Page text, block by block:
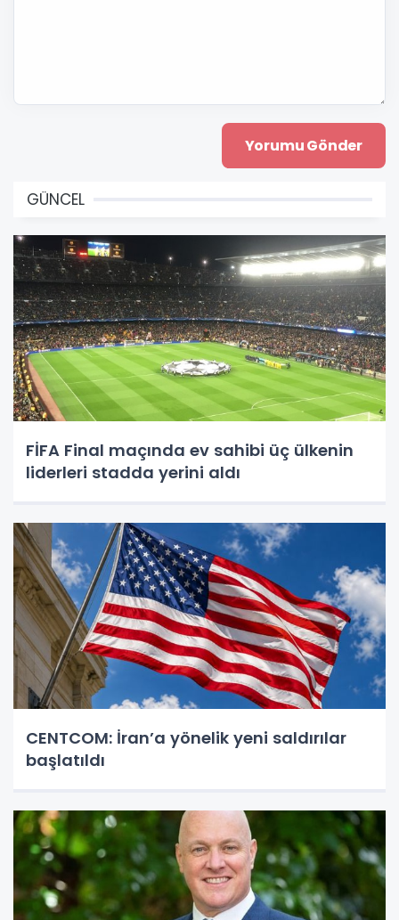
GÜNCEL
FİFA Final maçında ev sahibi üç ülkenin
liderleri stadda yerini aldı
CENTCOM: İran’a yönelik yeni saldırılar
başlatıldı